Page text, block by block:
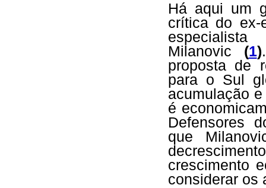
Há aqui um
crítica do ex-
Milanovic (1)
proposta de
para o Sul
acumulação
é
Defensores
que
crescimento
considerar os